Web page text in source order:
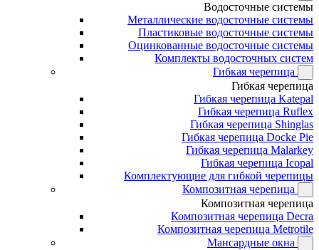
Водосточные системы
Металлические водосточные системы
Пластиковые водосточные системы
Оцинкованные водосточные системы
Комплекты водосточных систем
Гибкая черепица
Гибкая черепица
Гибкая черепица Katepal
Гибкая черепица Ruflex
Гибкая черепица Shinglas
Гибкая черепица Docke Pie
Гибкая черепица Malarkey
Гибкая черепица Icopal
Комплектующие для гибкой черепицы
Композитная черепица
Композитная черепица
Композитная черепица Decra
Композитная черепица Metrotile
Мансардные окна